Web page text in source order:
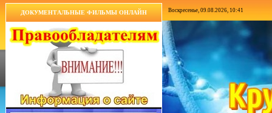
ДОКУМЕНТАЛЬНЫЕ ФИЛЬМЫ ОНЛАЙН Воскресенье, 09.08.2026, 10:41